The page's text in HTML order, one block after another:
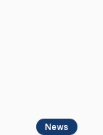
News